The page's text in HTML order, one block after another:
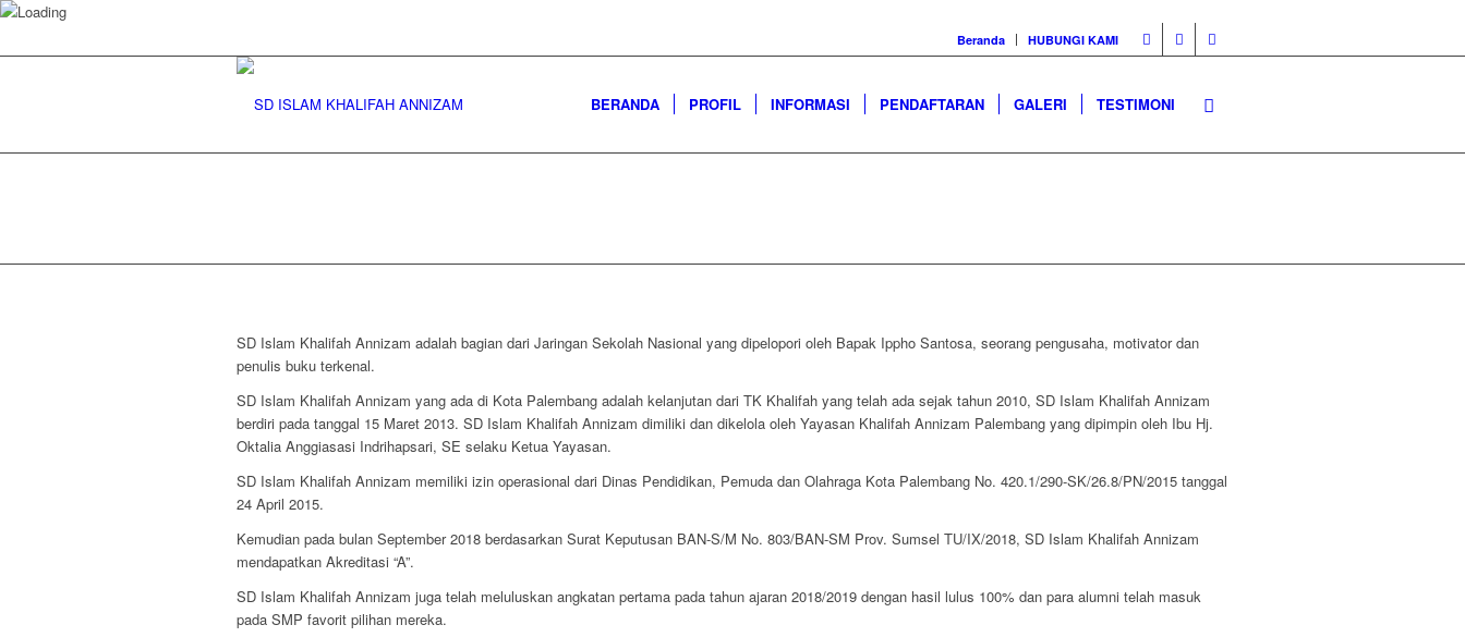
Beranda HUBUNGI KAMI
BERANDA PROFIL INFORMASI PENDAFTARAN GALERI TESTIMONI
SD Islam Khalifah Annizam adalah bagian dari Jaringan Sekolah Nasional yang dipelopori oleh Bapak Ippho Santosa, seorang pengusaha, motivator dan
penulis buku terkenal.
SD Islam Khalifah Annizam yang ada di Kota Palembang adalah kelanjutan dari TK Khalifah yang telah ada sejak tahun 2010, SD Islam Khalifah Annizam
berdiri pada tanggal 15 Maret 2013. SD Islam Khalifah Annizam dimiliki dan dikelola oleh Yayasan Khalifah Annizam Palembang yang dipimpin oleh Ibu Hj.
Oktalia Anggiasasi Indrihapsari, SE selaku Ketua Yayasan.
SD Islam Khalifah Annizam memiliki izin operasional dari Dinas Pendidikan, Pemuda dan Olahraga Kota Palembang No. 420.1/290-SK/26.8/PN/2015 tanggal
24 April 2015.
Kemudian pada bulan September 2018 berdasarkan Surat Keputusan BAN-S/M No. 803/BAN-SM Prov. Sumsel TU/IX/2018, SD Islam Khalifah Annizam
mendapatkan Akreditasi “A”.
SD Islam Khalifah Annizam juga telah meluluskan angkatan pertama pada tahun ajaran 2018/2019 dengan hasil lulus 100% dan para alumni telah masuk
pada SMP favorit pilihan mereka.